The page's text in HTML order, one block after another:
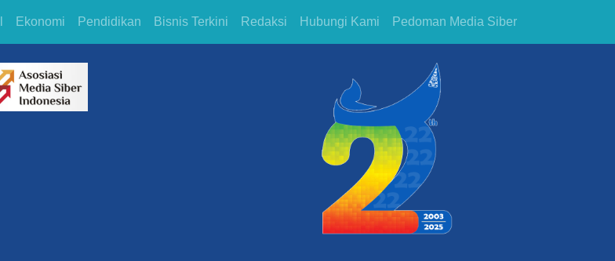
Ekonomi Pendidikan Bisnis Terkini Redaksi Hubungi Kami Pedoman Media Siber